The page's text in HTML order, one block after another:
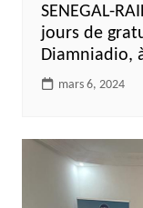
SENEGAL-
jours de
Diamniadio,
mars 6, 2024